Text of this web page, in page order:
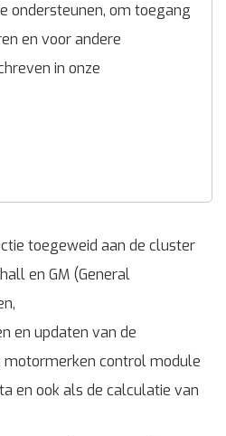
ondersteunen, om toegang
en voor andere
in onze
toegeweid aan de cluster
en GM (General
en updaten van de
control module
en ook als de calculatie van